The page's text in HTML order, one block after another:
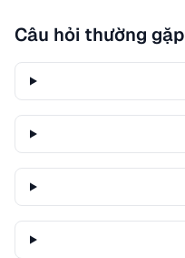
Câu hỏi thường gặp